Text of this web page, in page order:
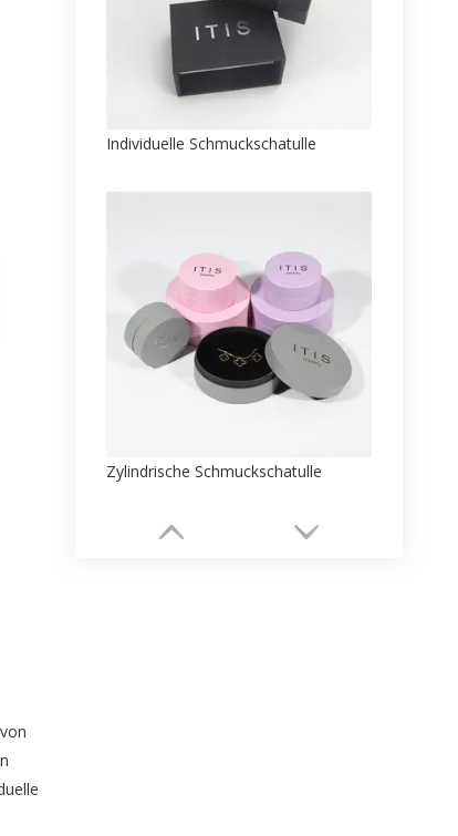
Individuelle Schmuckschatulle
Zylindrische Schmuckschatulle